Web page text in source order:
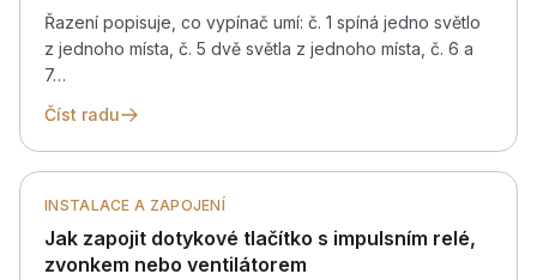
Řazení popisuje, co vypínač umí: č. 1 spíná jedno světlo
z jednoho místa, č. 5 dvě světla z jednoho místa, č. 6 a
7…
Číst radu
INSTALACE A ZAPOJENÍ
Jak zapojit dotykové tlačítko s impulsním relé,
zvonkem nebo ventilátorem